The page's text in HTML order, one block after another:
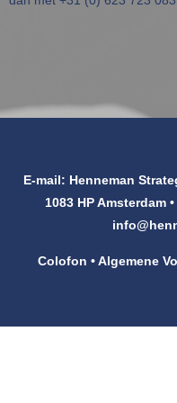
E-mail: Henneman
1083 HP Amsterdam
Colofon •Algemene